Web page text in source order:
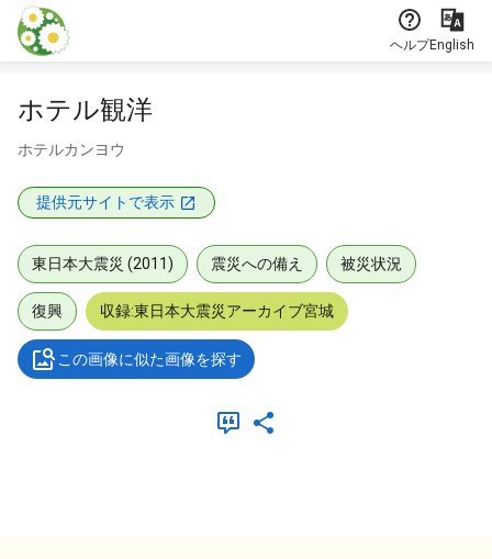
本文に飛ぶ
ヘルプEnglish
ホテル観洋
ホテルカンヨウ
提供元サイトで表示
東日本大震災 (2011) 震災への備え 被災状況
復興 収録:東日本大震災アーカイブ宮城
この画像に似た画像を探す